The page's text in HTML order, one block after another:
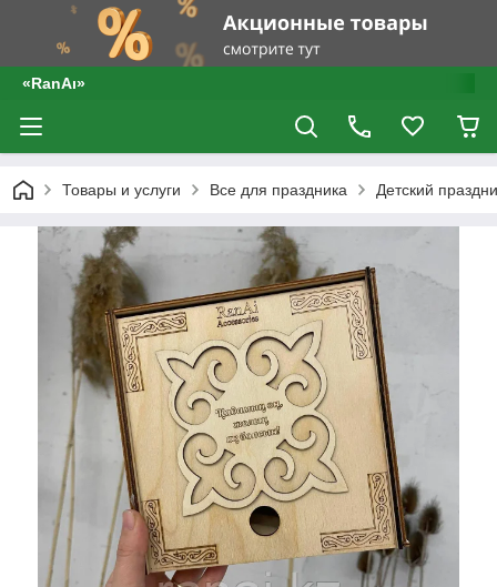
«RanAı»
Товары и услуги Все для праздника Детский